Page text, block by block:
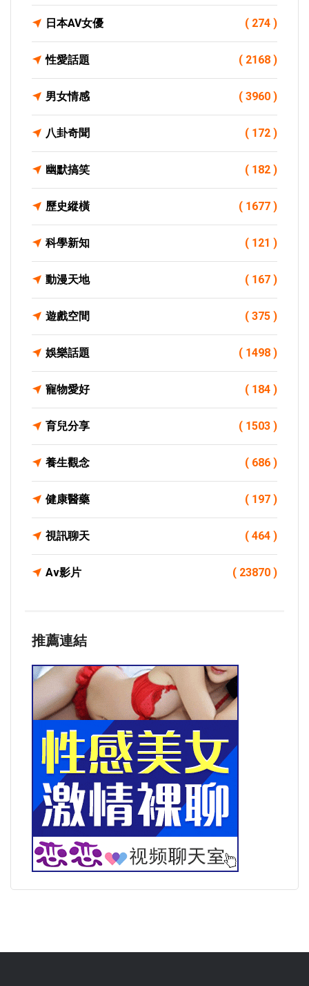
日本AV女優 ( 274 )
性愛話題 ( 2168 )
男女情感 ( 3960 )
八卦奇聞 ( 172 )
幽默搞笑 ( 182 )
歷史縱橫 ( 1677 )
科學新知 ( 121 )
動漫天地 ( 167 )
遊戲空間 ( 375 )
娛樂話題 ( 1498 )
寵物愛好 ( 184 )
育兒分享 ( 1503 )
養生觀念 ( 686 )
健康醫藥 ( 197 )
視訊聊天 ( 464 )
Av影片 ( 23870 )
推薦連結